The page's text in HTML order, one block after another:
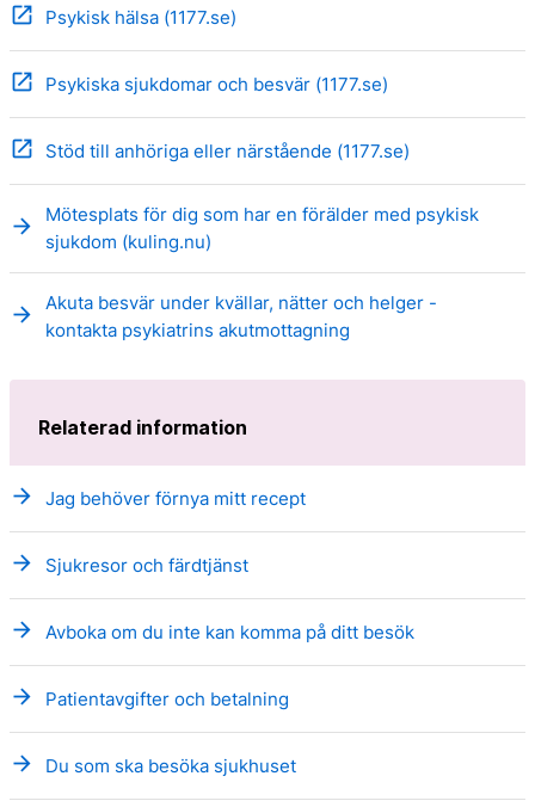
open_in_new Psykisk hälsa (1177.se)
open_in_new Psykiska sjukdomar och besvär (1177.se)
open_in_new Stöd till anhöriga eller närstående (1177.se)
arrow_forward
Mötesplats för dig som har en förälder med psykisk
sjukdom (kuling.nu)
arrow_forward
Akuta besvär under kvällar, nätter och helger -
kontakta psykiatrins akutmottagning
Relaterad information
arrow_forward Jag behöver förnya mitt recept
arrow_forward Sjukresor och färdtjänst
arrow_forward Avboka om du inte kan komma på ditt besök
arrow_forward Patientavgifter och betalning
arrow_forward Du som ska besöka sjukhuset